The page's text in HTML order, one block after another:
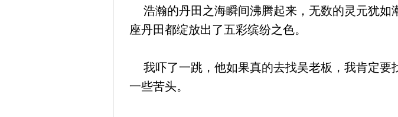
浩瀚的丹田之海瞬间沸腾起来，无数的灵元犹如
座丹田都绽放出了五彩缤纷之色。
我吓了一跳，他如果真的去找吴老板，我肯定要
一些苦头。